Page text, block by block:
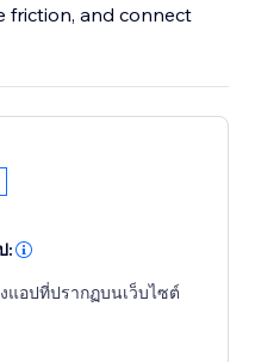
friction, and connect
up and works
:
แอปที่ปรากฏบนเว็บไซต์